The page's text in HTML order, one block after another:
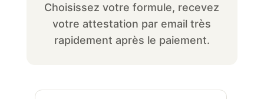
Choisissez votre formule, recevez
votre attestation par email très
rapidement après le paiement.